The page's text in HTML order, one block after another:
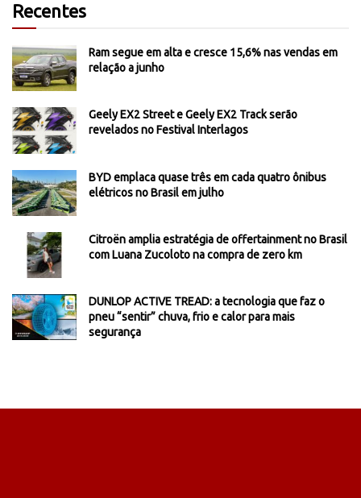
Recentes
Ram segue em alta e cresce 15,6% nas vendas em
relação a junho
Geely EX2 Street e Geely EX2 Track serão
revelados no Festival Interlagos
BYD emplaca quase três em cada quatro ônibus
elétricos no Brasil em julho
Citroën amplia estratégia de offertainment no Brasil
com Luana Zucoloto na compra de zero km
DUNLOP ACTIVE TREAD: a tecnologia que faz o
pneu “sentir” chuva, frio e calor para mais
segurança